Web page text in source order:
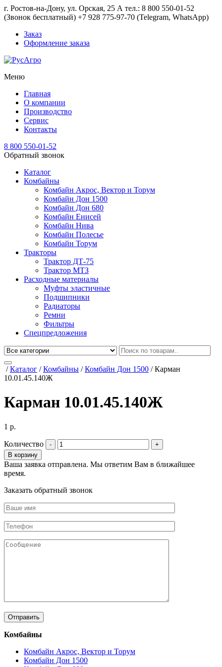
г. Ростов-на-Дону, ул. Орская, 25 А тел.: 8 800 550-01-52
(Звонок бесплатный) +7 928 775-97-70 (Telegram, WhatsApp)
Заказ
Оформление заказа
Меню
Главная
О компании
Производство
Сервис
Контакты
8 800 550-01-52
Обратный звонок
Каталог
Комбайны
Комбайн Акрос, Вектор и Торум
Комбайн Дон 1500
Комбайн Дон 680
Комбайн Енисей
Комбайн Нива
Комбайн Полесье
Комбайн Торум
Тракторы
Трактор ДТ-75
Трактор МТЗ
Расходные материалы
Муфты эластичные
Подшипники
Радиаторы
Ремни
Фильтры
Спецпредложения
/Каталог /Комбайны /Комбайн Дон 1500 /Карман
10.01.45.140Ж
Карман 10.01.45.140Ж
1 р.
Количество
В корзину
Ваша заявка отправлена. Мы ответим Вам в ближайшее
время.
Заказать обратный звонок
Комбайны
Комбайн Акрос, Вектор и Торум
Комбайн Дон 1500